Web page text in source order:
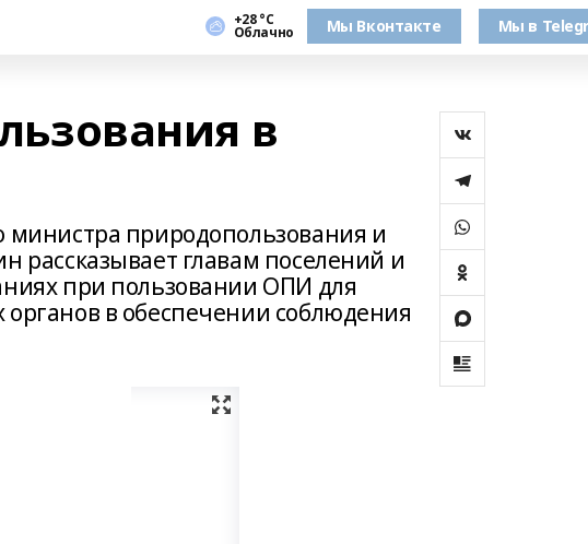
+28 °С
Облачно Мы Вконтакте Мы в
в
природопользования и
рассказывает главам поселений и
при пользовании ОПИ для
в обеспечении соблюдения